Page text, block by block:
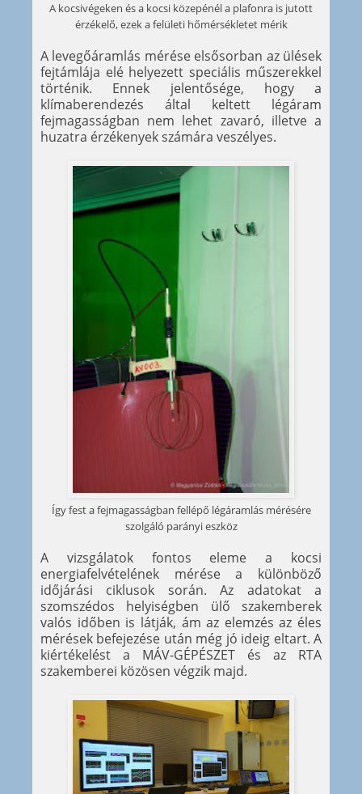
A kocsivégeken és a kocsi közepénél a plafonra is jutott
érzékelő, ezek a felületi hőmérsékletet mérik
A levegőáramlás mérése elsősorban az ülések
fejtámlája elé helyezett speciális műszerekkel
történik. Ennek jelentősége, hogy a
klímaberendezés által keltett légáram
fejmagasságban nem lehet zavaró, illetve a
huzatra érzékenyek számára veszélyes.
Így fest a fejmagasságban fellépő légáramlás mérésére
szolgáló parányi eszköz
A vizsgálatok fontos eleme a kocsi
energiafelvételének mérése a különböző
időjárási ciklusok során. Az adatokat a
szomszédos helyiségben ülő szakemberek
valós időben is látják, ám az elemzés az éles
mérések befejezése után még jó ideig eltart. A
kiértékelést a MÁV-GÉPÉSZET és az RTA
szakemberei közösen végzik majd.